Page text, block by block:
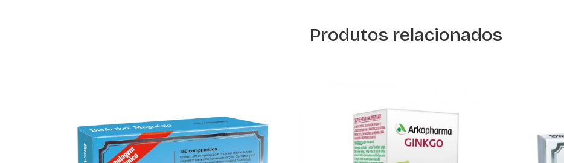
Produtos relacionados